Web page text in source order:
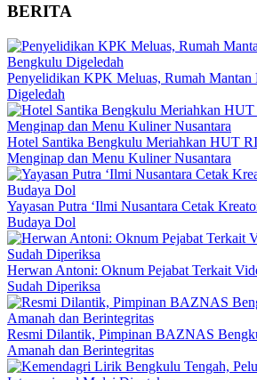
BERITA
Penyelidikan KPK Meluas, Rumah
Digeledah
Hotel Santika Bengkulu Meriahkan HUT
Menginap dan Menu Kuliner Nusantara
Yayasan Putra ‘Ilmi Nusantara Cetak
Budaya Dol
Herwan Antoni: Oknum Pejabat Terkait
Sudah Diperiksa
Resmi Dilantik, Pimpinan BAZNAS
Amanah dan Berintegritas